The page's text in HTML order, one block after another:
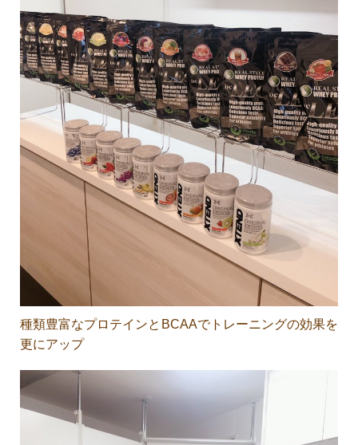
種類豊富なプロテインとBCAAでトレーニングの効果を
更にアップ